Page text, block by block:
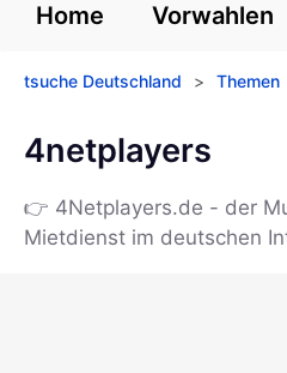
Home Vorwahlen
tsuche Deutschland > Themen
4netplayers
👉 4Netplayers.de - der
Mietdienst im deutschen